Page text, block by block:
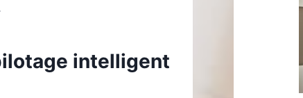
intelligent